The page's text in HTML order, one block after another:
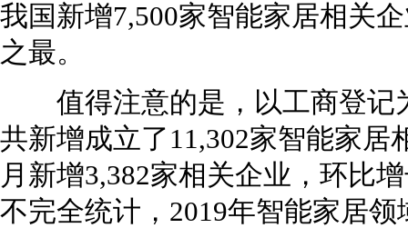
我国新增7,500家智能家居相关
之最。
值得注意的是，以工商登记
共新增成立了11,302家智能家
月新增3,382家相关企业，环比
不完全统计，2019年智能家居